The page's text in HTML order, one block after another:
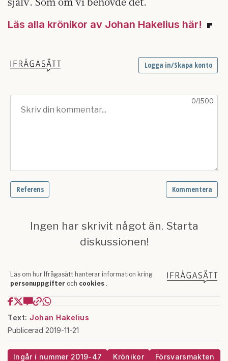
Läs alla krönikor av Johan Hakelius här!
Text: Johan Hakelius
Publicerad 2019-11-21
Ingår i nummer 2019-47 Krönikor
Försvarsmakten